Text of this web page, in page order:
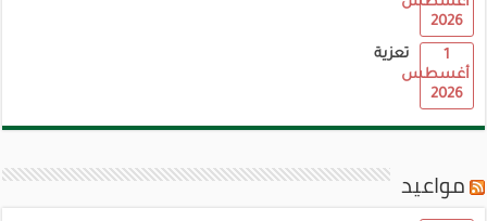
2026
تعزية
1
أغسطس
2026
مواعيد